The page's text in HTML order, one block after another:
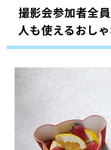
撮影会参加者全
人も使えるおし